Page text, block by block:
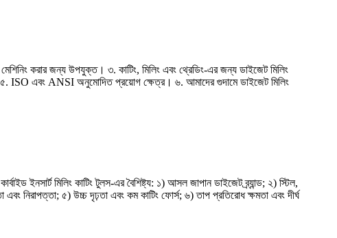
মেশিনিং করার জন্য উপযুক্ত। ৩. কাটিং, মিলিং এবং থ্রেডিং-এর জন্য ডাইজেট মিলিং
৫. ISO এবং ANSI অনুমোদিত প্রয়োগ ক্ষেত্র। ৬. আমাদের গুদামে ডাইজেট মিলিং
ইনসার্ট মিলিং কাটিং টুলস-এর বৈশিষ্ট্য: ১) আসল জাপান ডাইজেট ব্র্যান্ড; ২) স্টিল,
নিরাপত্তা; ৫) উচ্চ দৃঢ়তা এবং কম কাটিং ফোর্স; ৬) তাপ প্রতিরোধ ক্ষমতা এবং দীর্ঘ